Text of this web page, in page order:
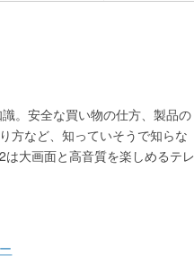
。安全な買い物の仕方、製品の
方など、知っていそうで知らな
大画面と高音質を楽しめるテレ